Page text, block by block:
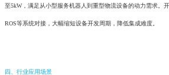
至5kW，满足从小型服务机器人到重型物流设备的动力需求。
ROS等系统对接，大幅缩短设备开发周期，降低集成难度。
四、行业应用场景